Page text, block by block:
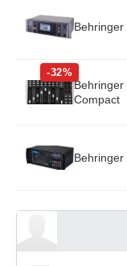
Behringer
-32%
Behringer
Compact
Behringer